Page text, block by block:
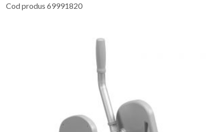
Cod produs 69991820